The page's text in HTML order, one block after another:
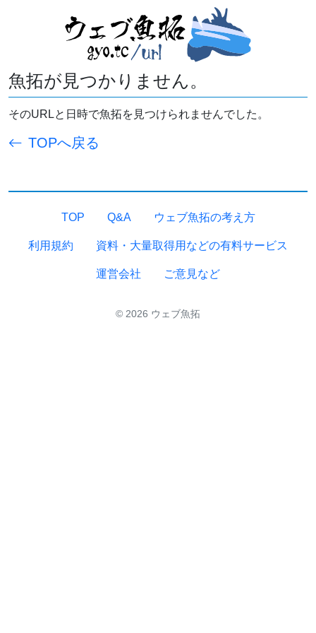
魚拓が見つかりません。
そのURLと日時で魚拓を見つけられませんでした。
TOPへ戻る
TOP Q&A ウェブ魚拓の考え方
利用規約 資料・大量取得用などの有料サービス
運営会社 ご意見など
© 2026 ウェブ魚拓